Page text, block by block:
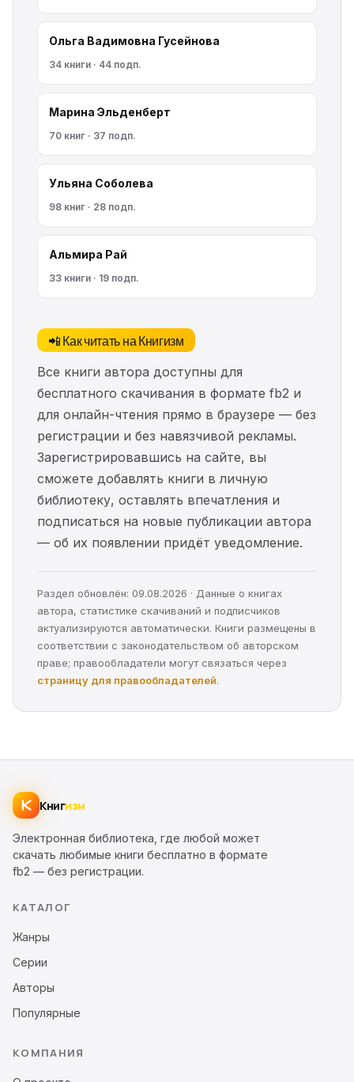
Ольга Вадимовна Гусейнова
34 книги · 44 подп.
Марина Эльденберт
70 книг · 37 подп.
Ульяна Соболева
98 книг · 28 подп.
Альмира Рай
33 книги · 19 подп.
📲 Как читать на Книгизм
Все книги автора доступны для
бесплатного скачивания в формате fb2 и
для онлайн-чтения прямо в браузере — без
регистрации и без навязчивой рекламы.
Зарегистрировавшись на сайте, вы
сможете добавлять книги в личную
библиотеку, оставлять впечатления и
подписаться на новые публикации автора
— об их появлении придёт уведомление.
Раздел обновлён: 09.08.2026 · Данные о книгах
автора, статистике скачиваний и подписчиков
актуализируются автоматически. Книги размещены в
соответствии с законодательством об авторском
праве; правообладатели могут связаться через
страницу для правообладателей.
Книгизм
Электронная библиотека, где любой может
скачать любимые книги бесплатно в формате
fb2 — без регистрации.
КАТАЛОГ
Жанры
Серии
Авторы
Популярные
КОМПАНИЯ